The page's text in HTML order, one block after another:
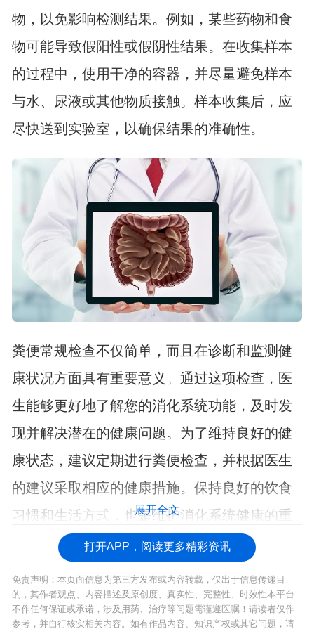
物，以免影响检测结果。例如，某些药物和食
物可能导致假阳性或假阴性结果。在收集样本
的过程中，使用干净的容器，并尽量避免样本
与水、尿液或其他物质接触。样本收集后，应
尽快送到实验室，以确保结果的准确性。
粪便常规检查不仅简单，而且在诊断和监测健
康状况方面具有重要意义。通过这项检查，医
生能够更好地了解您的消化系统功能，及时发
现并解决潜在的健康问题。为了维持良好的健
康状态，建议定期进行粪便检查，并根据医生
的建议采取相应的健康措施。保持良好的饮食
习惯和生活方式，也是维护消化系统健康的重
要因素。
展开全文
打开APP，阅读更多精彩资讯
免责声明：本页面信息为第三方发布或内容转载，仅出于信息传递目
的，其作者观点、内容描述及原创度、真实性、完整性、时效性本平台
不作任何保证或承诺，涉及用药、治疗等问题需谨遵医嘱！请读者仅作
参考，并自行核实相关内容。如有作品内容、知识产权或其它问题，请